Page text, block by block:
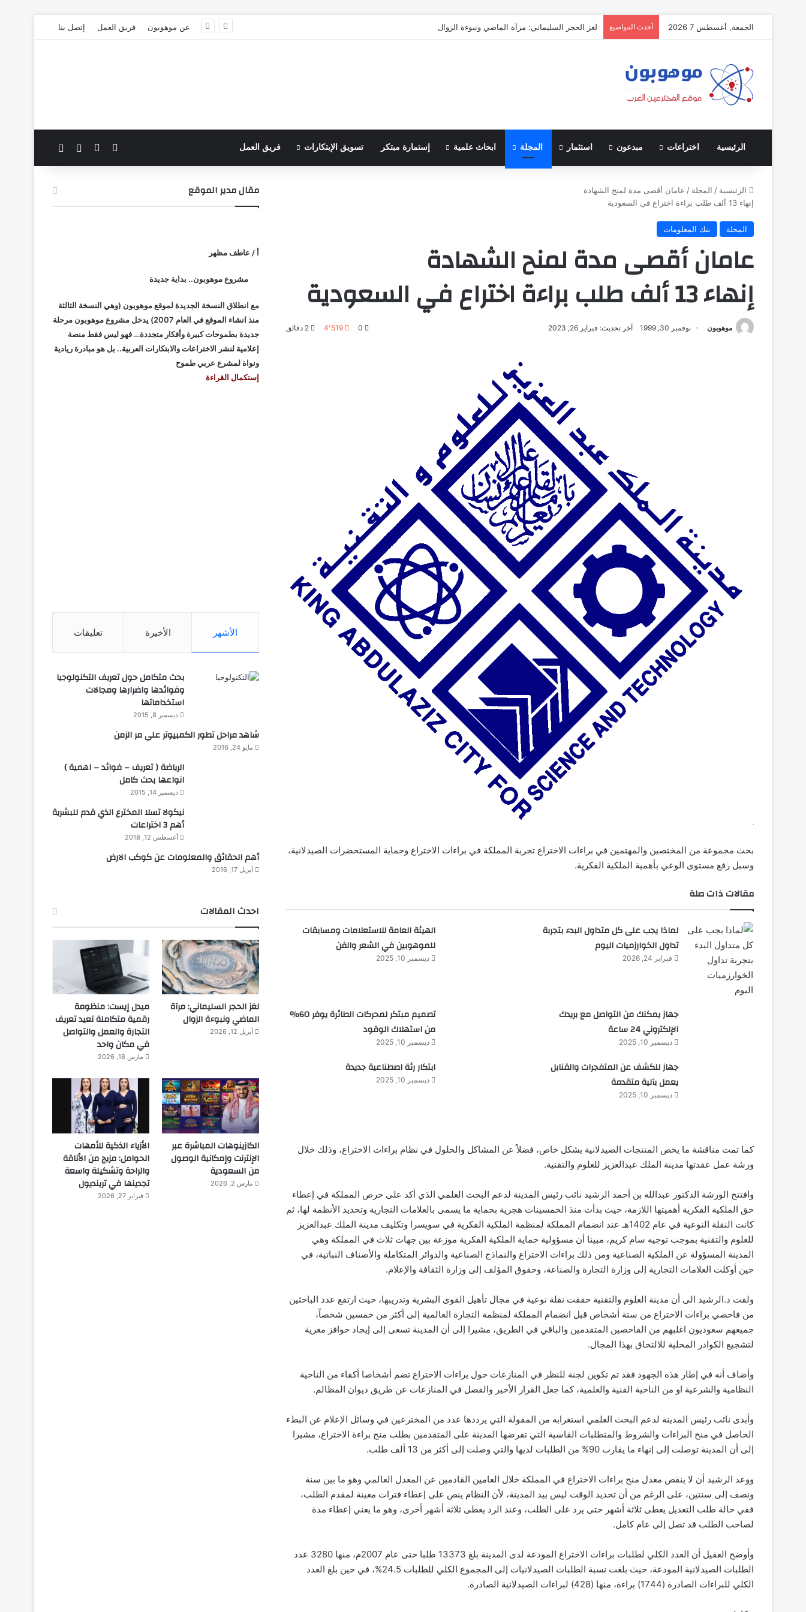
الجمعة, أغسطس 7 2026 أحدث المواضيع لغز الحجر السليماني: مرآة الماضي ونبوءة الزوال عن موهوبون فريق العمل إتصل بنا
الرئيسية اختراعات مبدعون استثمار المجلة ابحاث علمية إستمارة مبتكر تسويق الإبتكارات فريق العمل فيسبوك الوضع المظلم
الرئيسية / المجلة / عامان أقصى مدة لمنح الشهادة
إنهاء 13 ألف طلب براءة اختراع في السعودية
المجلة بنك المعلومات
عامان أقصى مدة لمنح الشهادة
إنهاء 13 ألف طلب براءة اختراع في السعودية
موهوبون نوفمبر 30, 1999 آخر تحديث: فبراير 26, 2023 0 4٬519
بحث مجموعة من المختصين والمهتمين في براءات الاختراع تجربة المملكة في براءات الاختراع وحماية المستحضرات الصيدلانية،
وسبل رفع مستوى الوعي بأهمية الملكية الفكرية.
مقالات ذات صلة
لماذا يجب على كل متداول البدء بتجربة
تداول الخوارزميات اليوم
فبراير 24, 2026
الهيئة العامة للاستعلامات ومسابقات
للموهوبين في الشعر والفن
ديسمبر 10, 2025
جهاز يمكنك من التواصل مع بريدك
الإلكتروني 24 ساعة
ديسمبر 10, 2025
تصميم مبتكر لمحركات الطائرة يوفر 60%
من استهلاك الوقود
ديسمبر 10, 2025
جهاز للكشف عن المتفجرات والقنابل
يعمل بآلية متقدمة
ديسمبر 10, 2025
ابتكار رئة اصطناعية جديدة
ديسمبر 10, 2025
كما تمت مناقشة ما يخص المنتجات الصيدلانية بشكل خاص، فضلاً عن المشاكل والحلول في نظام براءات الاختراع، وذلك خلال
ورشة عمل عقدتها مدينة الملك عبدالعزيز للعلوم والتقنية.
وافتتح الورشة الدكتور عبدالله بن أحمد الرشيد نائب رئيس المدينة لدعم البحث العلمي الذي أكد على حرص المملكة في إعطاء
حق الملكية الفكرية أهميتها اللازمة، حيث بدأت منذ الخمسينات هجرية بحماية ما يسمى بالعلامات التجارية وتحديد الأنظمة لها، ثم
كانت النقلة النوعية في عام 1402هـ عند انضمام المملكة لمنظمة الملكية الفكرية في سويسرا وتكليف مدينة الملك عبدالعزيز
للعلوم والتقنية بموجب توجيه سام كريم، مبينا أن مسؤولية حماية الملكية الفكرية موزعة بين جهات ثلاث في المملكة وهي
المدينة المسؤولة عن الملكية الصناعية ومن ذلك براءات الاختراع والنماذج الصناعية والدوائر المتكاملة والأصناف النباتية، في
حين أوكلت العلامات التجارية إلى وزارة التجارة والصناعة، وحقوق المؤلف إلى وزارة الثقافة والإعلام.
ولفت د.الرشيد الى أن مدينة العلوم والتقنية حققت نقلة نوعية في مجال تأهيل القوى البشرية وتدريبها، حيث ارتفع عدد الباحثين
من فاحصي براءات الاختراع من ستة أشخاص قبل انضمام المملكة لمنظمة التجارة العالمية إلى أكثر من خمسين شخصاً،
جميعهم سعوديون اغلبهم من الفاحصين المتقدمين والباقي في الطريق، مشيرا إلى أن المدينة تسعى إلى إيجاد حوافز مغرية
لتشجيع الكوادر المحلية للالتحاق بهذا المجال.
وأضاف أنه في إطار هذه الجهود فقد تم تكوين لجنة للنظر في المنازعات حول براءات الاختراع تضم أشخاصا أكفاء من الناحية
النظامية والشرعية او من الناحية الفنية والعلمية، كما جعل القرار الأخير والفصل في المنازعات عن طريق ديوان المظالم.
وأبدى نائب رئيس المدينة لدعم البحث العلمي استغرابه من المقولة التي يرددها عدد من المخترعين في وسائل الإعلام عن البطء
الحاصل في منح البراءات والشروط والمتطلبات القاسية التي تفرضها المدينة على المتقدمين بطلب منح براءة الاختراع، مشيرا
إلى أن المدينة توصلت إلى إنهاء ما يقارب 90% من الطلبات لديها والتي وصلت إلى أكثر من 13 ألف طلب.
ووعد الرشيد أن لا ينقص معدل منح براءات الاختراع في المملكة خلال العامين القادمين عن المعدل العالمي وهو ما بين سنة
ونصف إلى سنتين، على الرغم من أن تحديد الوقت ليس بيد المدينة، لأن النظام ينص على إعطاء فترات معينة لمقدم الطلب،
ففي حالة طلب التعديل يعطى ثلاثة أشهر حتى يرد على الطلب، وعند الرد يعطى ثلاثة أشهر أخرى، وهو ما يعني إعطاء مدة
لصاحب الطلب قد تصل إلى عام كامل.
وأوضح العقيل أن العدد الكلي لطلبات براءات الاختراع المودعة لدى المدينة بلغ 13373 طلبا حتى عام 2007م، منها 3280 عدد
الطلبات الصيدلانية المودعة، حيث بلغت نسبة الطلبات الصيدلانيات إلى المجموع الكلي للطلبات 24.5%، في حين بلغ العدد
الكلي للبراءات الصادرة (1744) براءة، منها (428) لبراءات الصيدلانية الصادرة.
مقال مدير الموقع
أ / عاطف مظهر
مشروع موهوبون.. بداية جديدة
مع انطلاق النسخة الجديدة لموقع موهوبون (وهي النسخة الثالثة
منذ انشاء الموقع في العام 2007) يدخل مشروع موهوبون مرحلة
جديدة بطموحات كبيرة وأفكار متجددة… فهو ليس فقط منصة
إعلامية لنشر الاختراعات والابتكارات العربية.. بل هو مبادرة ريادية
ونواة لمشرع عربي طموح
إستكمال القراءة
الأشهر الأخيرة تعليقات
بحث متكامل حول تعريف التكنولوجيا
وفوائدها واضرارها ومجالات
استخداماتها
ديسمبر 8, 2015
شاهد مراحل تطور الكمبيوتر علي مر الزمن
مايو 24, 2016
الرياضة ( تعريف – فوائد – اهمية )
انواعها بحث كامل
ديسمبر 14, 2015
نيكولا تسلا المخترع الذي قدم للبشرية
أهم 3 اختراعات
أغسطس 12, 2018
أهم الحقائق والمعلومات عن كوكب الارض
أبريل 17, 2016
احدث المقالات
لغز الحجر السليماني: مرآة
الماضي ونبوءة الزوال
أبريل 12, 2026
ميدل إيست: منظومة
رقمية متكاملة تعيد تعريف
التجارة والعمل والتواصل
في مكان واحد
مارس 18, 2026
الكازينوهات المباشرة عبر
الإنترنت وإمكانية الوصول
من السعودية
مارس 2, 2026
الأزياء الذكية للأمهات
الحوامل: مزيج من الأناقة
والراحة وتشكيلة واسعة
تجدينها في ترينديول
فبراير 27, 2026